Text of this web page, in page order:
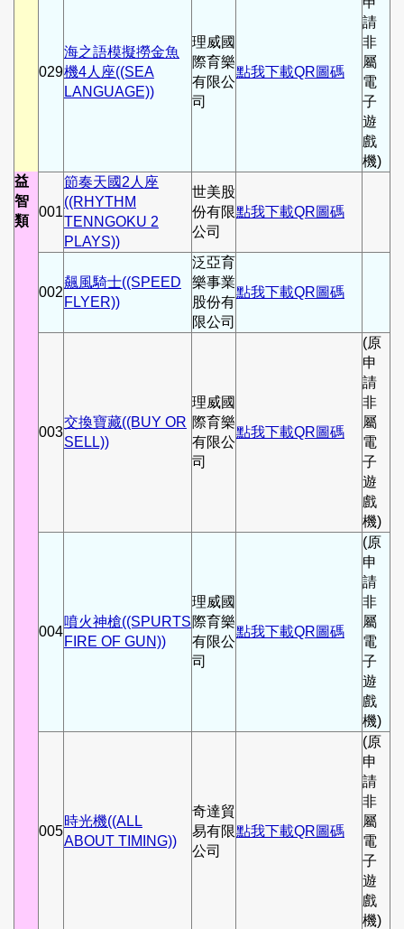
029
海之語模擬撈金魚
機4人座((SEA
LANGUAGE))
理威國
際育樂
有限公
司
點我下載QR圖碼
請
非
屬
電
子
遊
戲
機)
益
智
類
001
節奏天國2人座
((RHYTHM
TENNGOKU 2
PLAYS))
世美股
份有限
公司
點我下載QR圖碼
002
飆風騎士((SPEED
FLYER))
泛亞育
樂事業
股份有
限公司
點我下載QR圖碼
003
交換寶藏((BUY OR
SELL))
理威國
際育樂
有限公
司
點我下載QR圖碼
(原
申
請
非
屬
電
子
遊
戲
機)
004
噴火神槍((SPURTS
FIRE OF GUN))
理威國
際育樂
有限公
司
點我下載QR圖碼
(原
申
請
非
屬
電
子
遊
戲
機)
005
時光機((ALL
ABOUT TIMING))
奇達貿
易有限
公司
點我下載QR圖碼
(原
申
請
非
屬
電
子
遊
戲
機)